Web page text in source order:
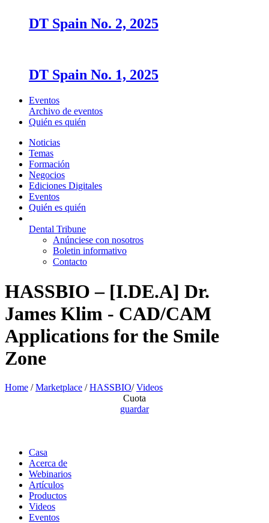
DT Spain No. 2, 2025
DT Spain No. 1, 2025
Eventos
Archivo de eventos
Quién es quién
Noticias
Temas
Formación
Negocios
Ediciones Digitales
Eventos
Quién es quién
Dental Tribune
Anúnciese con nosotros
Boletin informativo
Contacto
HASSBIO – [I.DE.A] Dr.
James Klim - CAD/CAM
Applications for the Smile
Zone
Home / Marketplace / HASSBIO/ Videos
Cuota
guardar
Casa
Acerca de
Webinarios
Artículos
Productos
Videos
Eventos